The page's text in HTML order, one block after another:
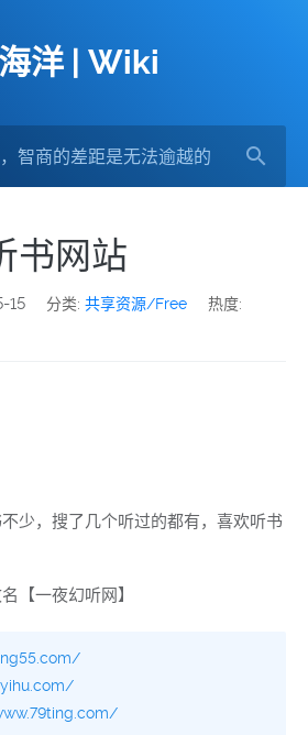
洋 | Wiki
书网站
15 分类:共享资源/Free
热度:
少，搜了几个听过的都有，喜欢听书
【一夜幻听网】